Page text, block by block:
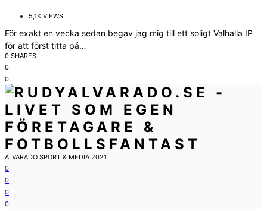
5,1K VIEWS
För exakt en vecka sedan begav jag mig till ett soligt Valhalla IP
för att först titta på…
0 SHARES
0
0
ALVARADO SPORT & MEDIA 2021
0
0
0
0